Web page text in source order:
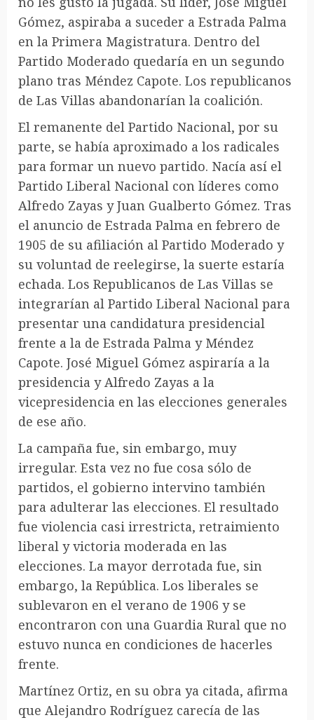
Gómez, aspiraba a suceder a Estrada Palma
en la Primera Magistratura. Dentro del
Partido Moderado quedaría en un segundo
plano tras Méndez Capote. Los republicanos
de Las Villas abandonarían la coalición.
El remanente del Partido Nacional, por su
parte, se había aproximado a los radicales
para formar un nuevo partido. Nacía así el
Partido Liberal Nacional con líderes como
Alfredo Zayas y Juan Gualberto Gómez. Tras
el anuncio de Estrada Palma en febrero de
1905 de su afiliación al Partido Moderado y
su voluntad de reelegirse, la suerte estaría
echada. Los Republicanos de Las Villas se
integrarían al Partido Liberal Nacional para
presentar una candidatura presidencial
frente a la de Estrada Palma y Méndez
Capote. José Miguel Gómez aspiraría a la
presidencia y Alfredo Zayas a la
vicepresidencia en las elecciones generales
de ese año.
La campaña fue, sin embargo, muy
irregular. Esta vez no fue cosa sólo de
partidos, el gobierno intervino también
para adulterar las elecciones. El resultado
fue violencia casi irrestricta, retraimiento
liberal y victoria moderada en las
elecciones. La mayor derrotada fue, sin
embargo, la República. Los liberales se
sublevaron en el verano de 1906 y se
encontraron con una Guardia Rural que no
estuvo nunca en condiciones de hacerles
frente.
Martínez Ortiz, en su obra ya citada, afirma
que Alejandro Rodríguez carecía de las